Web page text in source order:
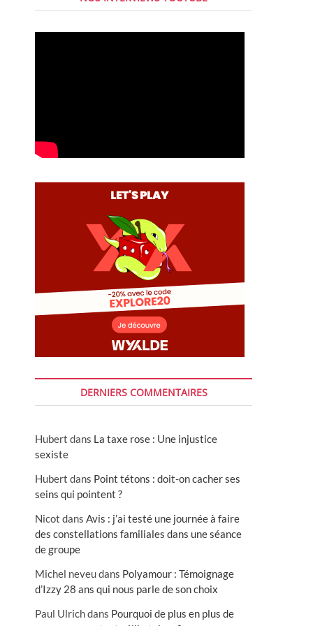
DERNIERS COMMENTAIRES
Hubert dans La taxe rose : Une injustice
sexiste
Hubert dans Point tétons : doit-on cacher ses
seins qui pointent ?
Nicot dans Avis : j’ai testé une journée à faire
des constellations familiales dans une séance
de groupe
Michel neveudans Polyamour : Témoignage
d’Izzy 28 ans qui nous parle de son choix
Paul Ulrichdans Pourquoi de plus en plus de